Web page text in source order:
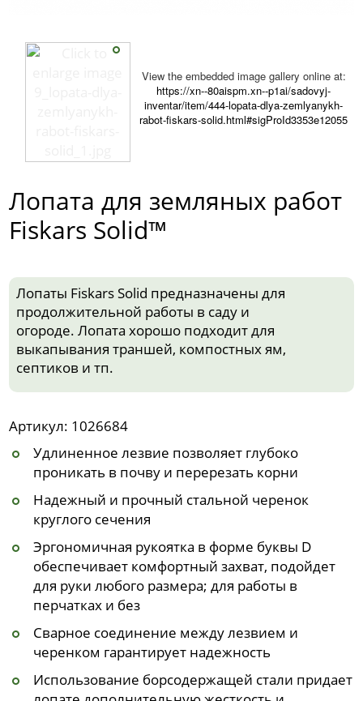
View the embedded image gallery online at:
https://xn--80aispm.xn--p1ai/sadovyj-
inventar/item/444-lopata-dlya-zemlyanykh-
rabot-fiskars-solid.html#sigProId3353e12055
Лопата для земляных работ
Fiskars Solid™
Лопаты Fiskars Solid предназначены для
продолжительной работы в саду и
огороде. Лопата хорошо подходит для
выкапывания траншей, компостных ям,
септиков и тп.
Артикул: 1026684
Удлиненное лезвие позволяет глубоко
проникать в почву и перерезать корни
Надежный и прочный стальной черенок
круглого сечения
Эргономичная рукоятка в форме буквы D
обеспечивает комфортный захват, подойдет
для руки любого размера; для работы в
перчатках и без
Сварное соединение между лезвием и
черенком гарантирует надежность
Использование борсодержащей стали придает